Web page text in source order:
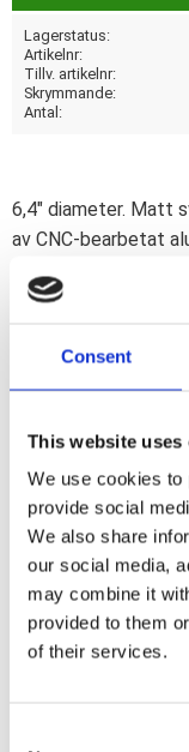
Consent
This website uses
We use cookies to
provide social
We also share
our social media,
may combine it
provided to them
of their services.
Lagerstatus
Artikelnr
Tillv. artikelnr
Skrymmande
Antal
6,4" diameter. Matt
av CNC-bearbetat
Frågetecknet med
Everything"-
F
c
e
b
o
o
k
Omdömen
Du